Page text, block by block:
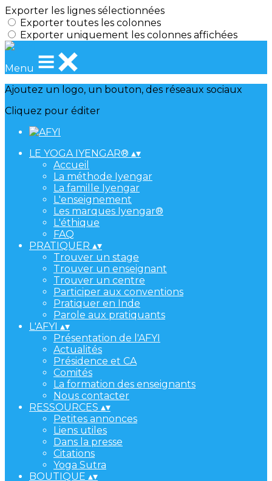
Exporter les lignes sélectionnées
Exporter toutes les colonnes
Exporter uniquement les colonnes affichées
Menu
Ajoutez un logo, un bouton, des réseaux sociaux
Cliquez pour éditer
LE YOGA IYENGAR® ▴▾
Accueil
La méthode Iyengar
La famille Iyengar
L'enseignement
Les marques Iyengar®
L'éthique
FAQ
PRATIQUER ▴▾
Trouver un stage
Trouver un enseignant
Trouver un centre
Participer aux conventions
Pratiquer en Inde
Parole aux pratiquants
L'AFYI ▴▾
Présentation de l'AFYI
Actualités
Présidence et CA
Comités
La formation des enseignants
Nous contacter
RESSOURCES ▴▾
Petites annonces
Liens utiles
Dans la presse
Citations
Yoga Sutra
BOUTIQUE ▴▾